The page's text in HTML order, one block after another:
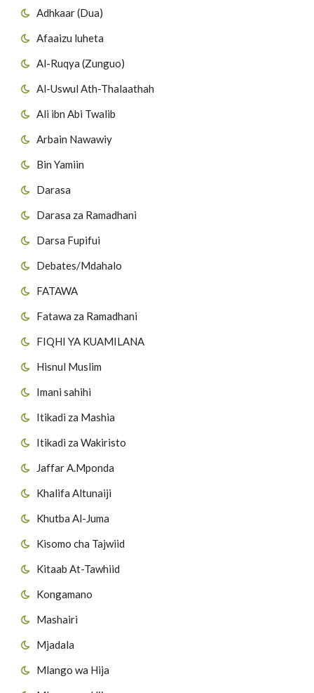
Adhkaar (Dua)
Afaaizu luheta
Al-Ruqya (Zunguo)
Al-Uswul Ath-Thalaathah
Ali ibn Abi Twalib
Arbain Nawawiy
Bin Yamiin
Darasa
Darasa za Ramadhani
Darsa Fupifui
Debates/Mdahalo
FATAWA
Fatawa za Ramadhani
FIQHI YA KUAMILANA
Hisnul Muslim
Imani sahihi
Itikadi za Mashia
Itikadi za Wakiristo
Jaffar A.Mponda
Khalifa Altunaiji
Khutba Al-Juma
Kisomo cha Tajwiid
Kitaab At-Tawhiid
Kongamano
Mashairi
Mjadala
Mlango wa Hija